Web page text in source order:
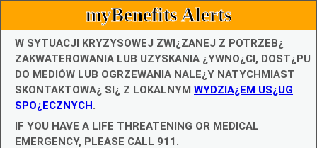
myBenefits Alerts
W SYTUACJI KRYZYSOWEJ ZWI¿ZANEJ Z POTRZEB¿
ZAKWATEROWANIA LUB UZYSKANIA ¿YWNO¿CI, DOST¿PU
DO MEDIÓW LUB OGRZEWANIA NALE¿Y NATYCHMIAST
SKONTAKTOWA¿ SI¿ Z LOKALNYM WYDZIA¿EM US¿UG
SPO¿ECZNYCH.
IF YOU HAVE A LIFE THREATENING OR MEDICAL
EMERGENCY, PLEASE CALL 911.